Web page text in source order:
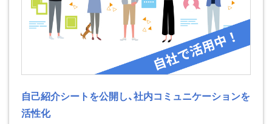
自己紹介シートを公開し、社内コミュニケーションを
活性化